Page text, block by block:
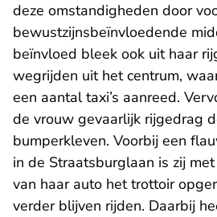
deze omstandigheden door
bewustzijnsbeïnvloedende
beïnvloed bleek ook uit haar
wegrijden uit het centrum,
een aantal taxi’s aanreed.
de vrouw gevaarlijk rijgedrag
bumperkleven. Voorbij een
in de Straatsburglaan is zij
van haar auto het trottoir
verder blijven rijden. Daarbij